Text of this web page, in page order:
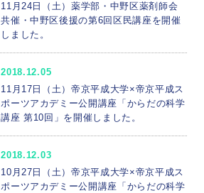
11月24日（土）薬学部・中野区薬剤師会
共催・中野区後援の第6回区民講座を開催
しました。
2018.12.05
11月17日（土）帝京平成大学×帝京平成ス
ポーツアカデミー公開講座「からだの科学
講座 第10回」を開催しました。
2018.12.03
10月27日（土）帝京平成大学×帝京平成ス
ポーツアカデミー公開講座「からだの科学